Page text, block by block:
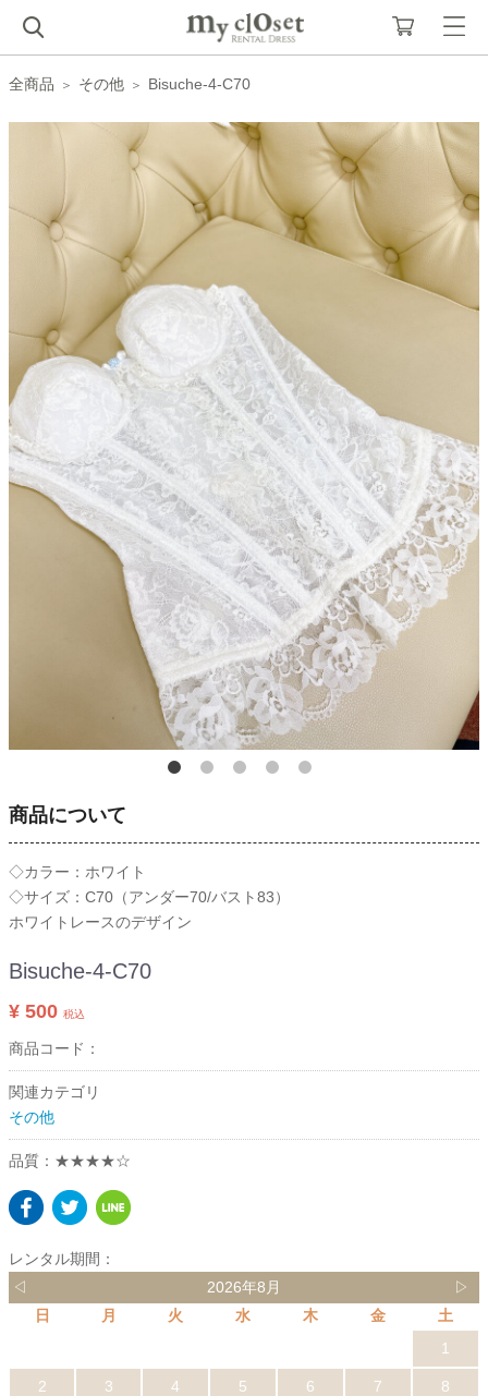
全商品 その他 Bisuche-4-C70
商品について
◇カラー：ホワイト
◇サイズ：C70（アンダー70/バスト83）
ホワイトレースのデザイン
Bisuche-4-C70
¥ 500 税込
商品コード：
関連カテゴリ
その他
品質：★★★★☆
レンタル期間：
◁
2026年8月
▷
日
月 火 水 木 金
土
1
2 3 4 5 6 7 8